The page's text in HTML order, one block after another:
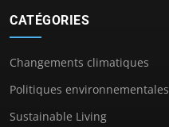
CATÉGORIES
Changements climatiques
Politiques environnementales
Sustainable Living